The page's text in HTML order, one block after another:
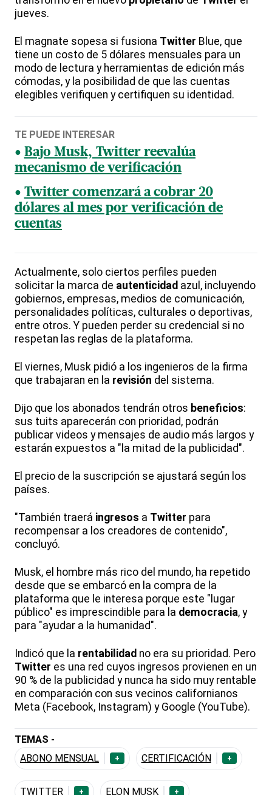
jueves.
El magnate sopesa si fusiona Twitter Blue, que
tiene un costo de 5 dólares mensuales para un
modo de lectura y herramientas de edición más
cómodas, y la posibilidad de que las cuentas
elegibles verifiquen y certifiquen su identidad.
TE PUEDE INTERESAR
Bajo Musk, Twitter reevalúa
mecanismo de verificación
Twitter comenzará a cobrar 20
dólares al mes por verificación de
cuentas
Actualmente, solo ciertos perfiles pueden
solicitar la marca de autenticidad azul, incluyendo
gobiernos, empresas, medios de comunicación,
personalidades políticas, culturales o deportivas,
entre otros. Y pueden perder su credencial si no
respetan las reglas de la plataforma.
El viernes, Musk pidió a los ingenieros de la firma
que trabajaran en la revisión del sistema.
Dijo que los abonados tendrán otros beneficios:
sus tuits aparecerán con prioridad, podrán
publicar videos y mensajes de audio más largos y
estarán expuestos a "la mitad de la publicidad".
El precio de la suscripción se ajustará según los
países.
"También traerá ingresos a Twitter para
recompensar a los creadores de contenido",
concluyó.
Musk, el hombre más rico del mundo, ha repetido
desde que se embarcó en la compra de la
plataforma que le interesa porque este "lugar
público" es imprescindible para la democracia, y
para "ayudar a la humanidad".
Indicó que la rentabilidad no era su prioridad. Pero
Twitter es una red cuyos ingresos provienen en un
90 % de la publicidad y nunca ha sido muy rentable
en comparación con sus vecinos californianos
Meta (Facebook, Instagram) y Google (YouTube).
TEMAS -
ABONO MENSUAL
+ CERTIFICACIÓN +
TWITTER + ELON MUSK +